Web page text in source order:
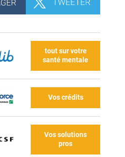
tout sur votre
santé mentale
Vos crédits
Vos solutions
pros